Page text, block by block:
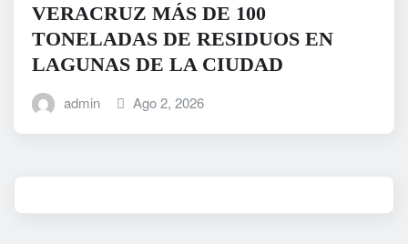
VERACRUZ MÁS DE 100
TONELADAS DE RESIDUOS EN
LAGUNAS DE LA CIUDAD
admin Ago 2, 2026